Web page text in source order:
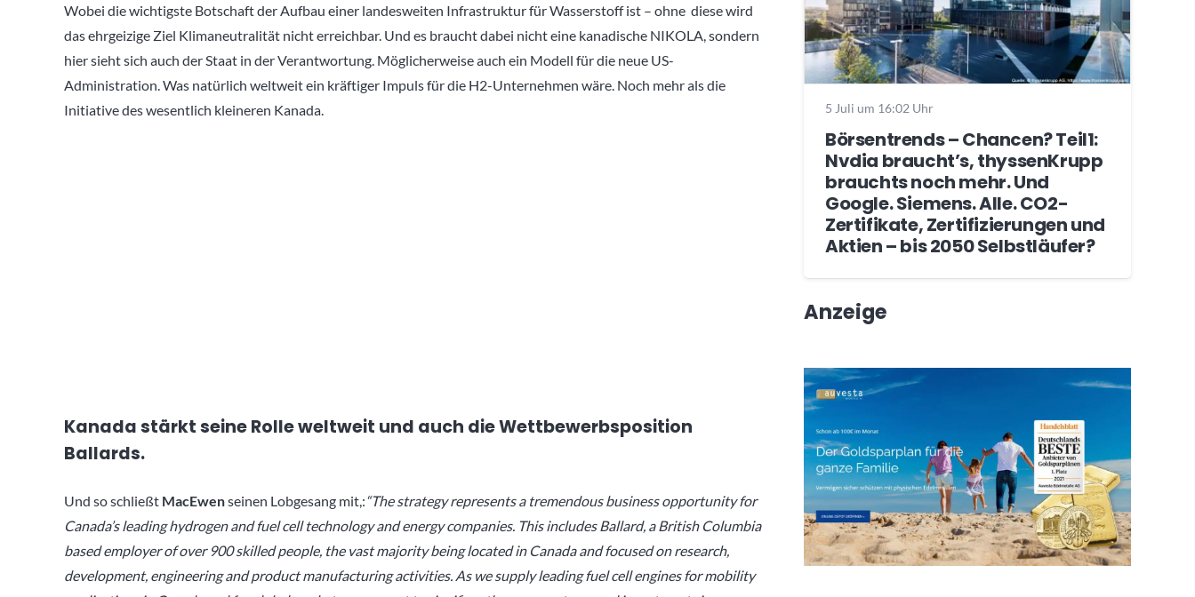
Wobei die wichtigste Botschaft der Aufbau einer landesweiten Infrastruktur für Wasserstoff ist – ohne diese wird
das ehrgeizige Ziel Klimaneutralität nicht erreichbar. Und es braucht dabei nicht eine kanadische NIKOLA, sondern
hier sieht sich auch der Staat in der Verantwortung. Möglicherweise auch ein Modell für die neue US-
Administration. Was natürlich weltweit ein kräftiger Impuls für die H2-Unternehmen wäre. Noch mehr als die
Initiative des wesentlich kleineren Kanada.
Kanada stärkt seine Rolle weltweit und auch die Wettbewerbsposition
Ballards.
Und so schließt MacEwenseinen Lobgesang mit,:“The strategy represents a tremendous business opportunity for
Canada’s leading hydrogen and fuel cell technology and energy companies. This includes Ballard, a British Columbia
based employer of over 900 skilled people, the vast majority being located in Canada and focused on research,
development, engineering and product manufacturing activities. As we supply leading fuel cell engines for mobility
5 Juli um 16:02 Uhr
Börsentrends – Chancen? Teil1:
Nvdia braucht’s, thyssenKrupp
brauchts noch mehr. Und
Google. Siemens. Alle. CO2-
Zertifikate, Zertifizierungen und
Aktien – bis 2050 Selbstläufer?
Anzeige